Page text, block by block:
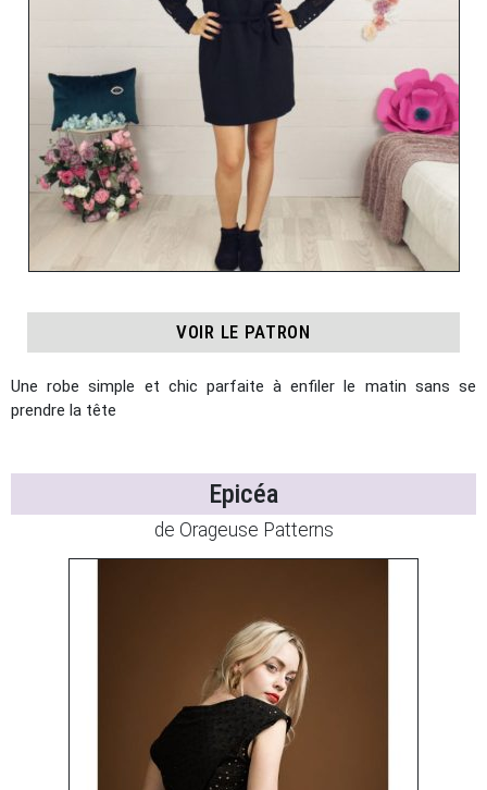
VOIR LE PATRON
Une robe simple et chic parfaite à enfiler le matin sans se
prendre la tête
Epicéa
de Orageuse Patterns